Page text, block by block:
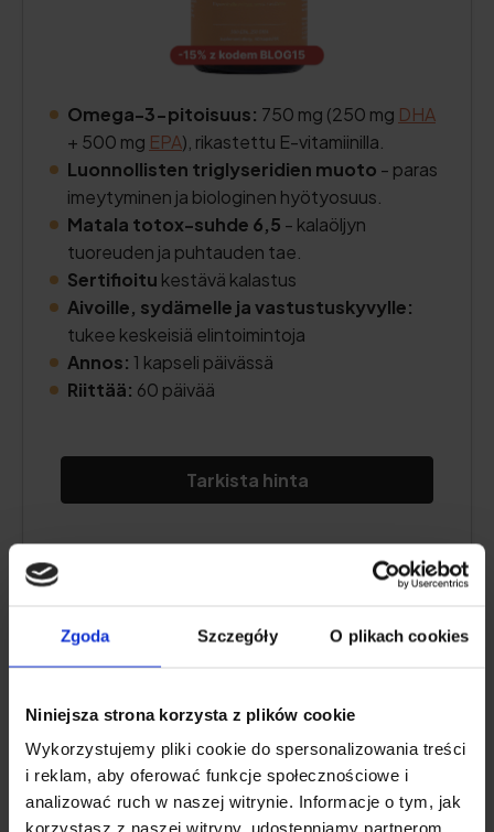
Zgoda Szczegóły O plikach cookies
Niniejsza strona korzysta z plików cookie
Wykorzystujemy pliki cookie do spersonalizowania treści
i reklam, aby oferować funkcje społecznościowe i
analizować ruch w naszej witrynie. Informacje o tym, jak
korzystasz z naszej witryny, udostępniamy partnerom
Omega-3-pitoisuus: 750 mg (250 mg DHA
+ 500 mg EPA), rikastettu E-vitamiinilla.
Luonnollisten triglyseridien muoto - paras
imeytyminen ja biologinen hyötyosuus.
Matala totox-suhde 6,5 - kalaöljyn
tuoreuden ja puhtauden tae.
Sertifioitu kestävä kalastus
Aivoille, sydämelle ja vastustuskyvylle:
tukee keskeisiä elintoimintoja
Annos: 1 kapseli päivässä
Riittää: 60 päivää
Tarkista hinta
Tuotteen kuvaus
Hyödyt ja haitat
Lisätietoja
Asiantuntijan lausunto